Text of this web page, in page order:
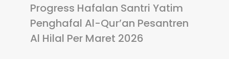
Progress Hafalan Santri Yatim
Penghafal Al-Qur’an Pesantren
Al Hilal Per Maret 2026